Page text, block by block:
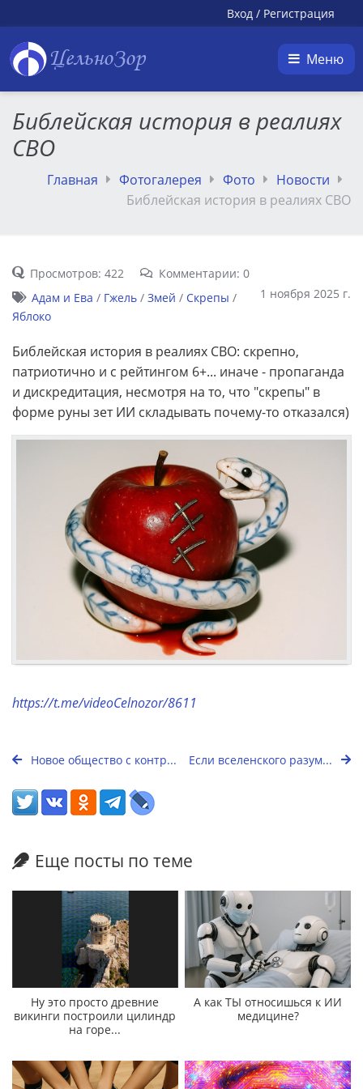
Вход / Регистрация
ЦельноЗор Меню
Библейская история в реалиях
СВО
Главная Фотогалерея Фото
Новости
Библейская история в реалиях СВО
Просмотров: 422
Комментарии: 0
1 ноября 2025 г.
Адам и Ева / Гжель/ Змей / Скрепы /
Яблоко
Библейская история в реалиях СВО: скрепно,
патриотично и с рейтингом 6+... иначе - пропаганда
и дискредитация, несмотря на то, что "скрепы" в
форме руны зет ИИ складывать почему-то отказался)
https://t.me/videoCelnozor/8611
Новое общество с контр... Если вселенского разум...
Еще посты по теме
Ну это просто древние
викинги построили цилиндр
на горе...
А как ТЫ относишься к ИИ
медицине?